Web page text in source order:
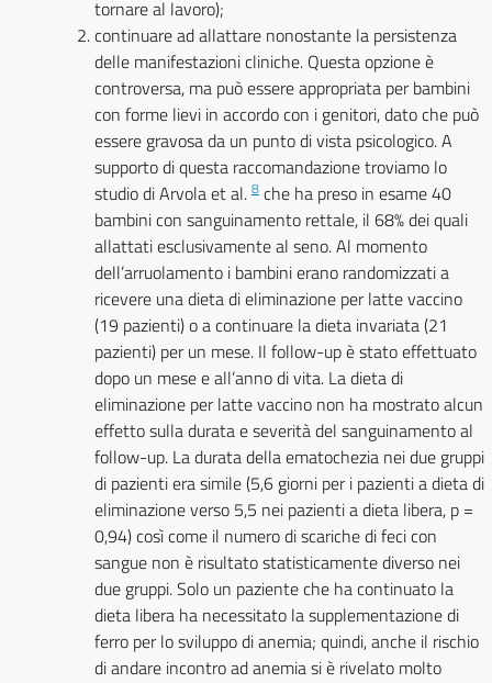
tornare al lavoro);
continuare ad allattare nonostante la persistenza
delle manifestazioni cliniche. Questa opzione è
controversa, ma può essere appropriata per bambini
con forme lievi in accordo con i genitori, dato che può
essere gravosa da un punto di vista psicologico. A
supporto di questa raccomandazione troviamo lo
studio di Arvola et al. 8 che ha preso in esame 40
bambini con sanguinamento rettale, il 68% dei quali
allattati esclusivamente al seno. Al momento
dell’arruolamento i bambini erano randomizzati a
ricevere una dieta di eliminazione per latte vaccino
(19 pazienti) o a continuare la dieta invariata (21
pazienti) per un mese. Il follow-up è stato effettuato
dopo un mese e all’anno di vita. La dieta di
eliminazione per latte vaccino non ha mostrato alcun
effetto sulla durata e severità del sanguinamento al
follow-up. La durata della ematochezia nei due gruppi
di pazienti era simile (5,6 giorni per i pazienti a dieta di
eliminazione verso 5,5 nei pazienti a dieta libera, p =
0,94) così come il numero di scariche di feci con
sangue non è risultato statisticamente diverso nei
due gruppi. Solo un paziente che ha continuato la
dieta libera ha necessitato la supplementazione di
ferro per lo sviluppo di anemia; quindi, anche il rischio
di andare incontro ad anemia si è rivelato molto